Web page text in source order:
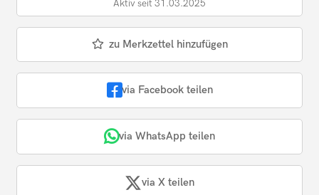
Aktiv seit 31.03.2025
zu Merkzettel hinzufügen
via Facebook teilen
via WhatsApp teilen
via X teilen